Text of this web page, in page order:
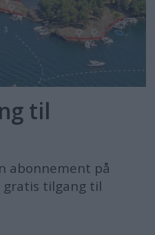
til
abonnement på
gratis tilgang til